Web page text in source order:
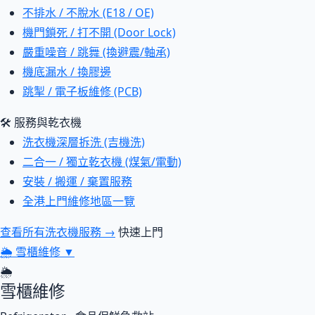
不排水 / 不脫水 (E18 / OE)
機門鎖死 / 打不開 (Door Lock)
嚴重噪音 / 跳舞 (換避震/軸承)
機底漏水 / 換膠邊
跳掣 / 電子板維修 (PCB)
🛠 服務與乾衣機
洗衣機深層拆洗 (吉機洗)
二合一 / 獨立乾衣機 (煤氣/電動)
安裝 / 搬運 / 棄置服務
全港上門維修地區一覽
查看所有洗衣機服務 → 快速上門
🌦 雪櫃維修 ▼
🌦
雪櫃維修